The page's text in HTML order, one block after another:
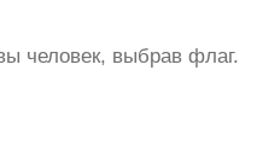
человек, выбравфлаг.